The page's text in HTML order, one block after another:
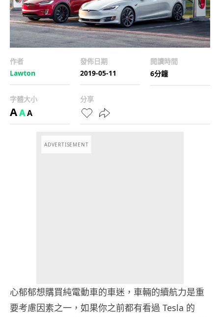
作者
Lawton
發佈日期
2019-05-11
閱讀時間
6分鐘
字體大小
AAA
分享
ADVERTISEMENT
心郁郁想購買純電動車的車迷，車輛的續航力是重
要考慮因素之一，如果你之前都有看過 Tesla 的